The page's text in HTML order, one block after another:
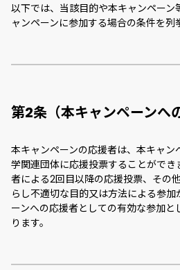
以下では、当該目的や本キャンペー
ャンペーンに参加する場合の条件を列
第2条（本キャンペーンへ
本キャンペーンの応援者は、本キャン
学関連団体に応援投票することができ
者による2回目以降の応援投票、その
らし不適切な目的又は方法による参
ーンへの応援者としての有効な参加
ります。